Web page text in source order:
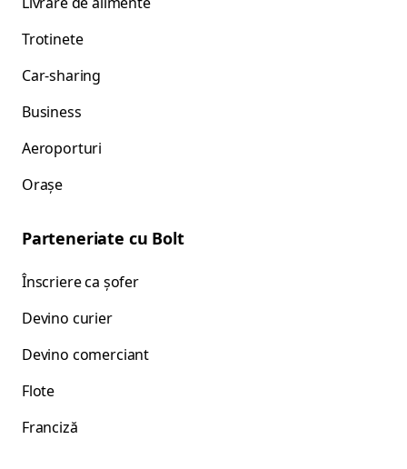
Trotinete
Car-sharing
Business
Aeroporturi
Orașe
Parteneriate cu Bolt
Înscriere ca șofer
Devino curier
Devino comerciant
Flote
Franciză